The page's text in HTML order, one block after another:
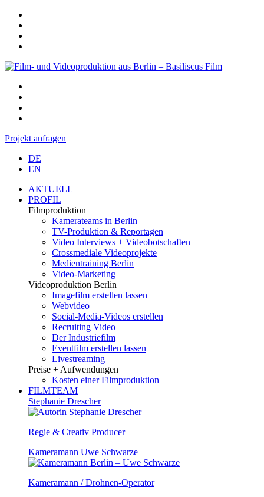
Projekt anfragen
DE
EN
AKTUELL
PROFIL
Filmproduktion
Kamerateams in Berlin
TV-Produktion & Reportagen
Video Interviews + Videobotschaften
Crossmediale Videoprojekte
Medientraining Berlin
Video-Marketing
Videoproduktion Berlin
Imagefilm erstellen lassen
Webvideo
Social-Media-Videos erstellen
Recruiting Video
Der Industriefilm
Eventfilm erstellen lassen
Livestreaming
Preise + Aufwendungen
Kosten einer Filmproduktion
FILMTEAM
Stephanie Drescher
Regie & Creativ Producer
Kameramann Uwe Schwarze
Kameramann / Drohnen-Operator